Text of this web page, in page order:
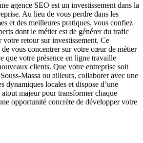
agence SEO est un investissement dans la
Au lieu de vous perdre dans les
et des meilleures pratiques, vous confiez
dont le métier est de générer du trafic
retour sur investissement. Ce
de vous concentrer sur votre cœur de métier
que votre présence en ligne travaille
clients. Que votre entreprise soit
Massa ou ailleurs, collaborer avec une
dynamiques locales et dispose d’une
majeur pour transformer chaque
opportunité concrète de développer votre